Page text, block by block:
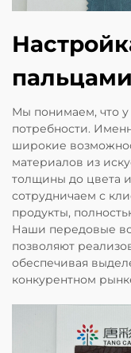
пальцами
Мы понимаем, что у
потребности.
широкие
материалов из
толщины до цвета
сотрудничаем с
продукты,
Наши передовые
позволяют
обеспечивая
конкурентном